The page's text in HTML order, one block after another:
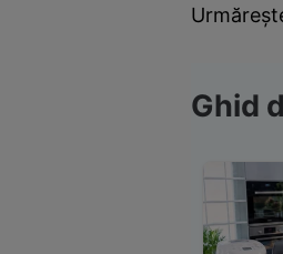
Ghid